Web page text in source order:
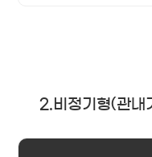
2.비정기형(관내